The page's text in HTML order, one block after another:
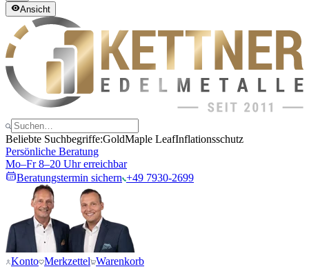
Ansicht
Beliebte Suchbegriffe:GoldMaple LeafInflationsschutz
Persönliche Beratung
Mo–Fr 8–20 Uhr erreichbar
Beratungstermin sichern +49 7930-2699
Konto Merkzettel Warenkorb